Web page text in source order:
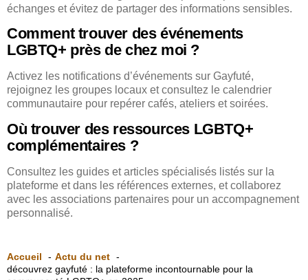
échanges et évitez de partager des informations sensibles.
Comment trouver des événements
LGBTQ+ près de chez moi ?
Activez les notifications d’événements sur Gayfuté,
rejoignez les groupes locaux et consultez le calendrier
communautaire pour repérer cafés, ateliers et soirées.
Où trouver des ressources LGBTQ+
complémentaires ?
Consultez les guides et articles spécialisés listés sur la
plateforme et dans les références externes, et collaborez
avec les associations partenaires pour un accompagnement
personnalisé.
Accueil
Actu du net
découvrez gayfuté : la plateforme incontournable pour la